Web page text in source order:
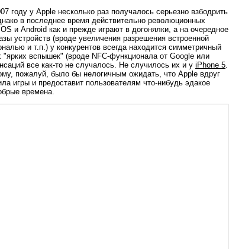
году у Apple несколько раз получалось серьезно взбодрить
в последнее время действительно революционных
и Android как и прежде играют в догонялки, а на очередное
устройств (вроде увеличения разрешения встроенной
и т.п.) у конкурентов всегда находится симметричный
вспышек" (вроде NFC-функционала от Google или
все как-то не случалось. Не случилось их и у iPhone 5
пожалуй, было бы нелогичным ожидать, что Apple вдруг
игры и предоставит пользователям что-нибудь эдакое
времена.